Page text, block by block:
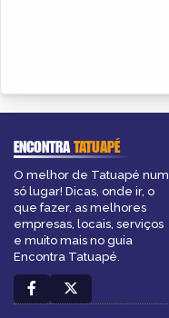
ENCONTRATATUAPÉ
O melhor de Tatuapé num
só lugar! Dicas, onde ir, o
que fazer, as melhores
empresas, locais, serviços
e muito mais no guia
Encontra Tatuapé.